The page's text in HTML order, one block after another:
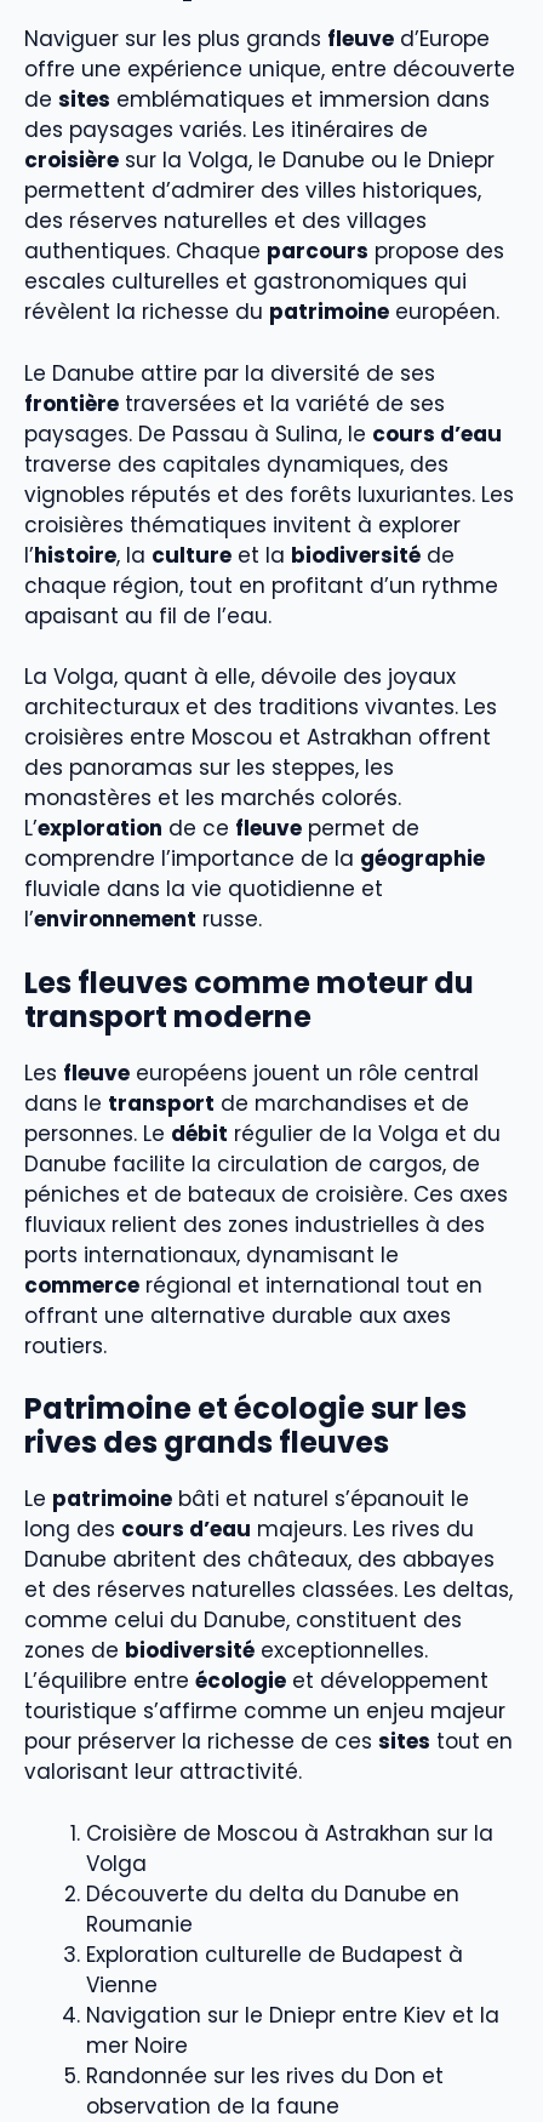
Naviguer sur les plus grands fleuve d’Europe
offre une expérience unique, entre découverte
de sites emblématiques et immersion dans
des paysages variés. Les itinéraires de
croisière sur la Volga, le Danube ou le Dniepr
permettent d’admirer des villes historiques,
des réserves naturelles et des villages
authentiques. Chaque parcours propose des
escales culturelles et gastronomiques qui
révèlent la richesse du patrimoine européen.
Le Danube attire par la diversité de ses
frontière traversées et la variété de ses
paysages. De Passau à Sulina, le cours d’eau
traverse des capitales dynamiques, des
vignobles réputés et des forêts luxuriantes. Les
croisières thématiques invitent à explorer
l’histoire, la culture et la biodiversité de
chaque région, tout en profitant d’un rythme
apaisant au fil de l’eau.
La Volga, quant à elle, dévoile des joyaux
architecturaux et des traditions vivantes. Les
croisières entre Moscou et Astrakhan offrent
des panoramas sur les steppes, les
monastères et les marchés colorés.
L’exploration de ce fleuve permet de
comprendre l’importance de la géographie
fluviale dans la vie quotidienne et
l’environnement russe.
Les fleuves comme moteur du
transport moderne
Les fleuve européens jouent un rôle central
dans le transport de marchandises et de
personnes. Le débit régulier de la Volga et du
Danube facilite la circulation de cargos, de
péniches et de bateaux de croisière. Ces axes
fluviaux relient des zones industrielles à des
ports internationaux, dynamisant le
commerce régional et international tout en
offrant une alternative durable aux axes
routiers.
Patrimoine et écologie sur les
rives des grands fleuves
Le patrimoine bâti et naturel s’épanouit le
long des cours d’eau majeurs. Les rives du
Danube abritent des châteaux, des abbayes
et des réserves naturelles classées. Les deltas,
comme celui du Danube, constituent des
zones de biodiversité exceptionnelles.
L’équilibre entre écologie et développement
touristique s’affirme comme un enjeu majeur
pour préserver la richesse de ces sites tout en
valorisant leur attractivité.
Croisière de Moscou à Astrakhan sur la
Volga
Découverte du delta du Danube en
Roumanie
Exploration culturelle de Budapest à
Vienne
Navigation sur le Dniepr entre Kiev et la
mer Noire
Randonnée sur les rives du Don et
observation de la faune